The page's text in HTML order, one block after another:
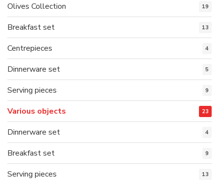
Olives Collection 19
Breakfast set 13
Centrepieces 4
Dinnerware set 5
Serving pieces 9
Various objects 23
Dinnerware set 4
Breakfast set 9
Serving pieces 13